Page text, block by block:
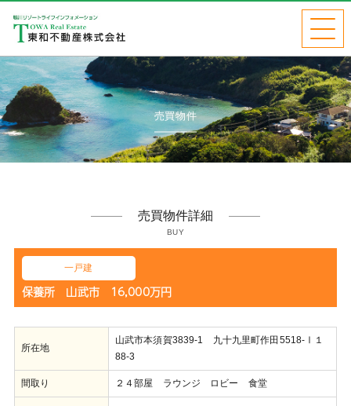
売買物件
売買物件詳細
BUY
一戸建
保養所 山武市 16,000万円
所在地
山武市本須賀3839-1 九十九里町作田5518-Ⅰ１
88-3
間取り ２４部屋 ラウンジ ロビー 食堂